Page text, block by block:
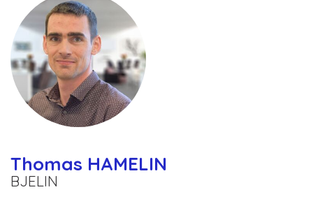
Thomas HAMELIN
BJELIN